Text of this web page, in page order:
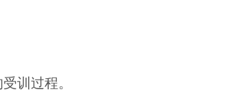
训过程。